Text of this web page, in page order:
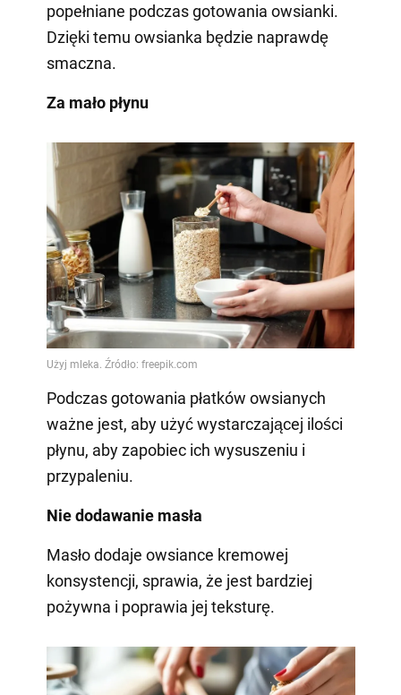
popełniane podczas gotowania owsianki.
Dzięki temu owsianka będzie naprawdę
smaczna.
Za mało płynu
Podczas gotowania płatków owsianych
ważne jest, aby użyć wystarczającej ilości
płynu, aby zapobiec ich wysuszeniu i
przypaleniu.
Nie dodawanie masła
Masło dodaje owsiance kremowej
konsystencji, sprawia, że jest bardziej
pożywna i poprawia jej teksturę.